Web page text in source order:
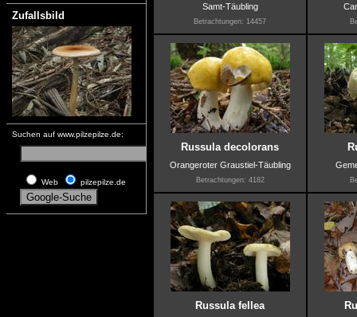
Zufallsbild
Suchen auf www.pilzepilze.de:
Web pilzepilze.de
Samt-Täubling
Betrachtungen: 14457
Russula decolorans
Orangeroter Graustiel-Täubling
Betrachtungen: 4182
Russula fellea